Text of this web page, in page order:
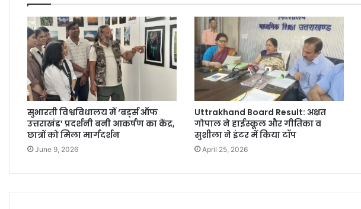
सुभारती विश्वविधालय में ‘बर्ड्स ऑफ
उत्तराखंड’ प्रदर्शनी बनी आकर्षण का केंद्र,
छात्रों को मिला मार्गदर्शन
June 9, 2026
Uttrakhand Board Result: अक्षत
गोपाल ने हाईस्कूल और गीतिका व
सुशीला ने इंटर में किया टॉप
April 25, 2026